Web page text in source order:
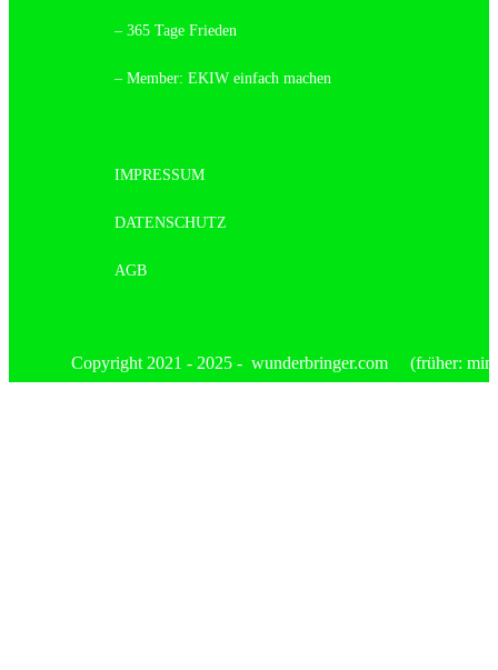
– 365 Tage Frieden
– Member: EKIW einfach machen
IMPRESSUM
DATENSCHUTZ
AGB
Copyright 2021 - 2025 - wunderbringer.com (früher: